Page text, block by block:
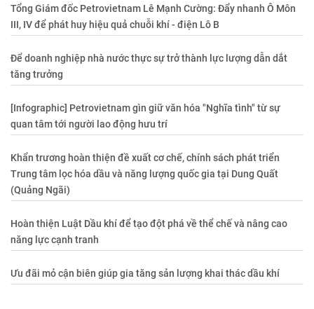
Tổng Giám đốc Petrovietnam Lê Mạnh Cường: Đẩy nhanh Ô Môn
III, IV để phát huy hiệu quả chuỗi khí - điện Lô B
Để doanh nghiệp nhà nước thực sự trở thành lực lượng dẫn dắt
tăng trưởng
[Infographic] Petrovietnam gìn giữ văn hóa "Nghĩa tình" từ sự
quan tâm tới người lao động hưu trí
Khẩn trương hoàn thiện đề xuất cơ chế, chính sách phát triển
Trung tâm lọc hóa dầu và năng lượng quốc gia tại Dung Quất
(Quảng Ngãi)
Hoàn thiện Luật Dầu khí để tạo đột phá về thể chế và nâng cao
năng lực cạnh tranh
Ưu đãi mỏ cận biên giúp gia tăng sản lượng khai thác dầu khí